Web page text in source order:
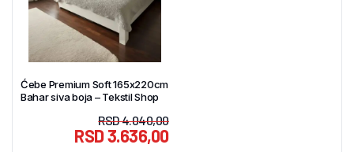
Ćebe Premium Soft 165x220cm
Bahar siva boja – Tekstil Shop
RSD4.040,00
RSD3.636,00